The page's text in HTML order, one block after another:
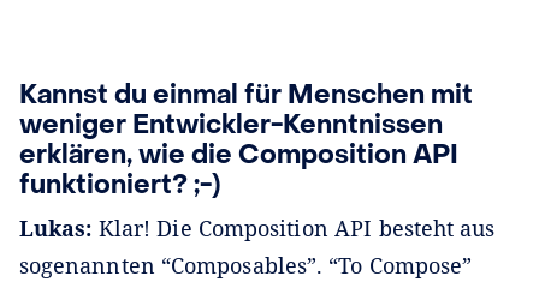
Kannst du einmal für Menschen mit
weniger Entwickler-Kenntnissen
erklären, wie die Composition API
funktioniert? ;-)
Lukas: Klar! Die Composition API besteht aus
sogenannten “Composables”. “To Compose”